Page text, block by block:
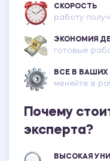
СКОРОСТЬ
работу
ЭКОНОМИЯ
готовые
ВСЕ В ВАШИХ
меняйте в
Почему
эксперта?
ВЫСОКАЯ